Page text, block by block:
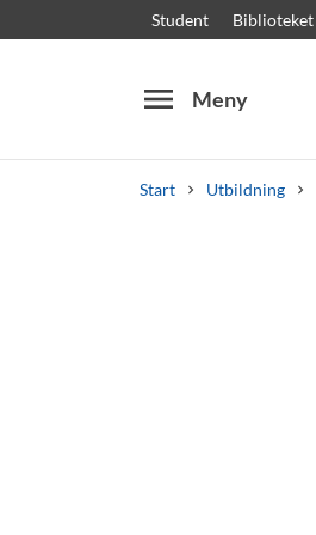
Student Biblioteket
menu Meny
Start Utbildning